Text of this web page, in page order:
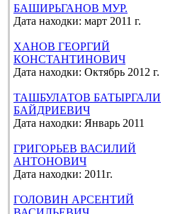
БАШИРЬГАНОВ МУР.
Дата находки: март 2011 г.
ХАНОВ ГЕОРГИЙ
КОНСТАНТИНОВИЧ
Дата находки: Октябрь 2012 г.
ТАШБУЛАТОВ БАТЫРГАЛИ
БАЙДРИЕВИЧ
Дата находки: Январь 2011
ГРИГОРЬЕВ ВАСИЛИЙ
АНТОНОВИЧ
Дата находки: 2011г.
ГОЛОВИН АРСЕНТИЙ